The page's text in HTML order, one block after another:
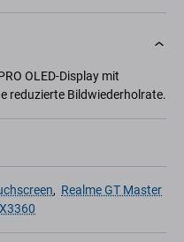
OLED-Display mit
reduzierte Bildwiederholrate.
, Realme GT Master